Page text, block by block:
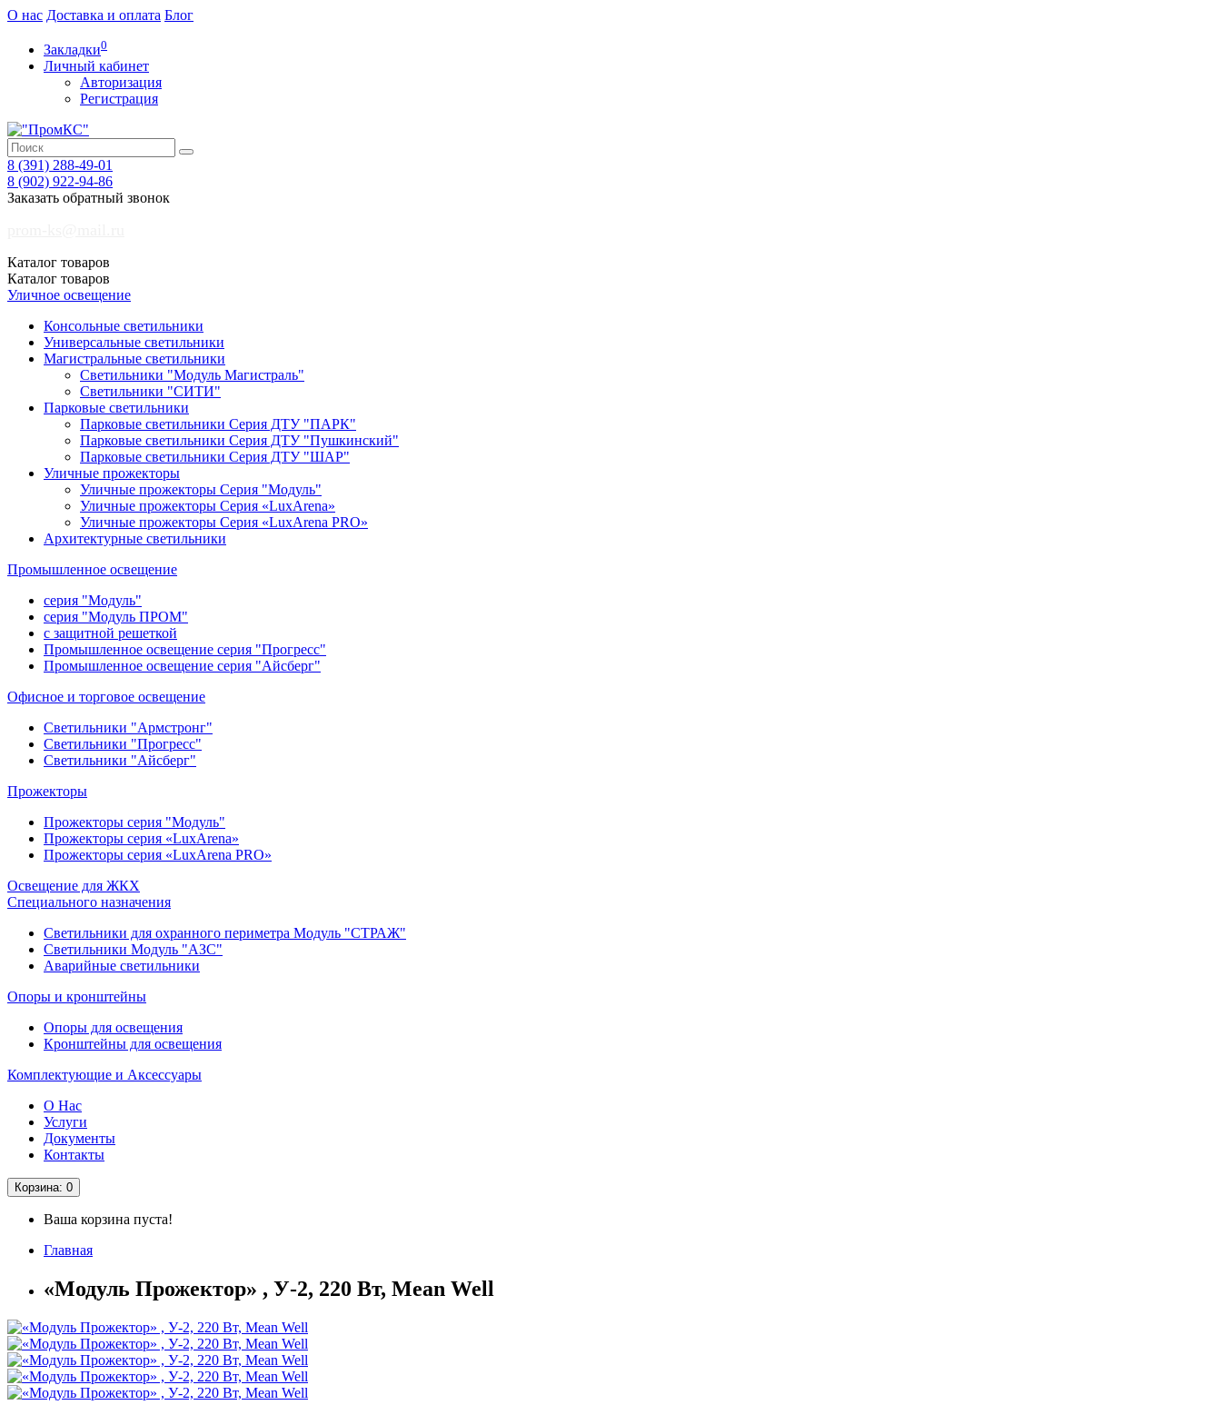
О нас Доставка и оплата Блог
Закладки0
Личный кабинет
Авторизация
Регистрация
8 (391) 288-49-01
8 (902) 922-94-86
Заказать обратный звонок
Каталог товаров
Каталог товаров
Уличное освещение
Консольные светильники
Универсальные светильники
Магистральные светильники
Светильники "Модуль Магистраль"
Светильники "СИТИ"
Парковые светильники
Парковые светильники Серия ДТУ "ПАРК"
Парковые светильники Серия ДТУ "Пушкинский"
Парковые светильники Серия ДТУ "ШАР"
Уличные прожекторы
Уличные прожекторы Серия "Модуль"
Уличные прожекторы Серия «LuxArena»
Уличные прожекторы Серия «LuxArena PRO»
Архитектурные светильники
Промышленное освещение
серия "Модуль"
серия "Модуль ПРОМ"
с защитной решеткой
Промышленное освещение серия "Прогресс"
Промышленное освещение серия "Айсберг"
Офисное и торговое освещение
Светильники "Армстронг"
Светильники "Прогресс"
Cветильники "Айсберг"
Прожекторы
Прожекторы серия "Модуль"
Прожекторы серия «LuxArena»
Прожекторы серия «LuxArena PRO»
Освещение для ЖКХ
Специального назначения
Светильники для охранного периметра Модуль "СТРАЖ"
Светильники Модуль "АЗС"
Аварийные светильники
Опоры и кронштейны
Опоры для освещения
Кронштейны для освещения
Комплектующие и Аксессуары
О Нас
Услуги
Документы
Контакты
Корзина: 0
Ваша корзина пуста!
Главная
«Модуль Прожектор» , У-2, 220 Вт, Mean Well